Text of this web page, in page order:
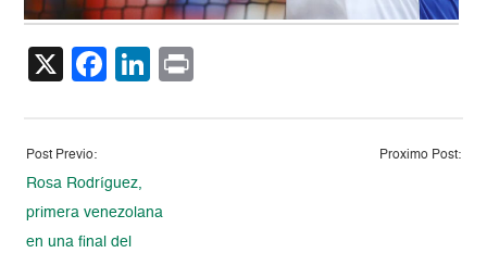
X Facebook
LinkedIn
Post Previo:
Rosa Rodríguez,
primera venezolana
en una final del
Proximo Post: